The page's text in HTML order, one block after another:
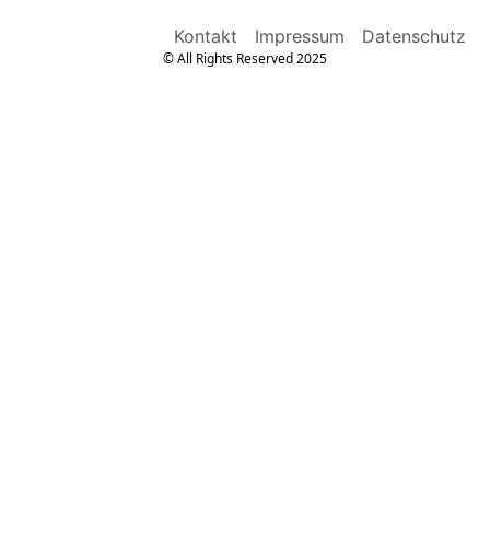
Kontakt Impressum Datenschutz
© All Rights Reserved 2025